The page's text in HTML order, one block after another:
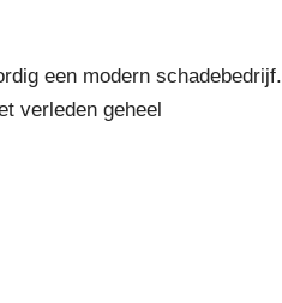
een modern schadebedrijf.
verleden geheel